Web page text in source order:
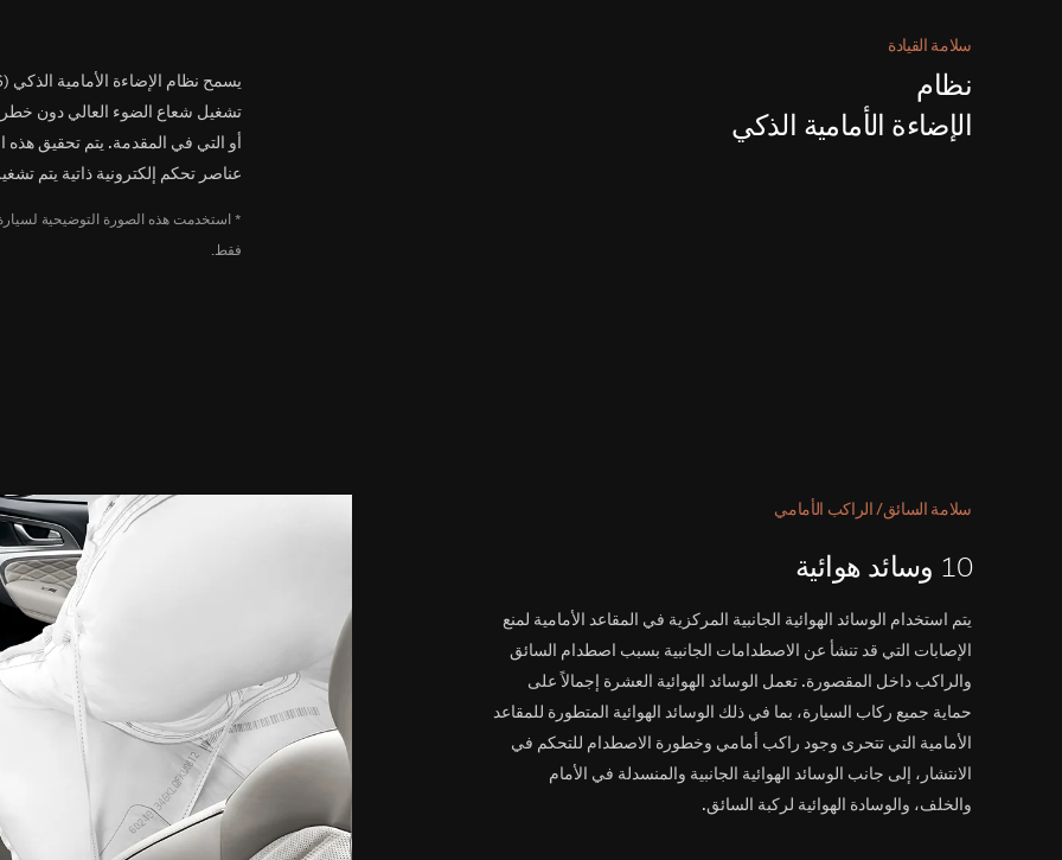
سلامة القيادة
نظام
الإضاءة الأمامية الذكي
تشغيل شعاع الضوء العالي دون
عناصر تحكم إلكترونية ذاتية يتم
فقط.
سلامة السائق/ الراكب الأمامي
10 وسائد هوائية
يتم استخدام الوسائد الهوائية الجانبية المركزية في المقاعد الأمامية لمنع
الإصابات التي قد تنشأ عن الاصطدامات الجانبية بسبب اصطدام السائق
والراكب داخل المقصورة. تعمل الوسائد الهوائية العشرة إجمالاً على
حماية جميع ركاب السيارة، بما في ذلك الوسائد الهوائية المتطورة للمقاعد
الأمامية التي تتحرى وجود راكب أمامي وخطورة الاصطدام للتحكم في
الانتشار، إلى جانب الوسائد الهوائية الجانبية والمنسدلة في الأمام
والخلف، والوسادة الهوائية لركبة السائق.